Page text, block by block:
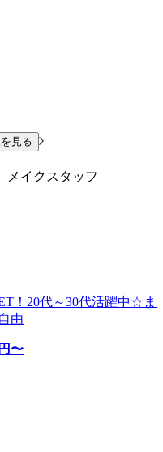
見る
メイクスタッフ
！20代～30代活躍中☆ま
由
円〜